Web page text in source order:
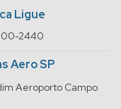
Ligue
2440
Aero SP
Aeroporto Campo